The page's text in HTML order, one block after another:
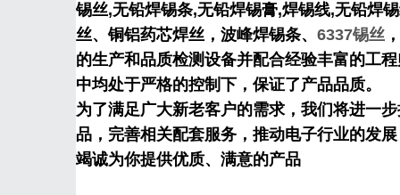
锡丝,无铅焊锡条,无铅焊锡膏,焊锡线,无铅焊
丝、铜铝药芯焊丝，波峰焊锡条、 6337锡丝
的生产和品质检测设备并配合经验丰富的工
中均处于严格的控制下，保证了产品品质。
为了满足广大新老客户的需求，我们将进一
品，完善相关配套服务，推动电子行业的发
竭诚为你提供优质、满意的产品